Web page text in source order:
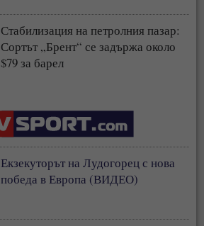
Стабилизация на петролния пазар:
Сортът „Брент“ се задържа около
$79 за барел
Екзекуторът на Лудогорец с нова
победа в Европа (ВИДЕО)